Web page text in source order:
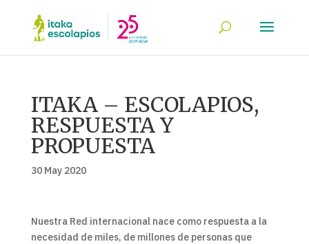
ITAKA – ESCOLAPIOS,
RESPUESTA Y
PROPUESTA
30 May 2020
Nuestra Red internacional nace como respuesta a la
necesidad de miles, de millones de personas que